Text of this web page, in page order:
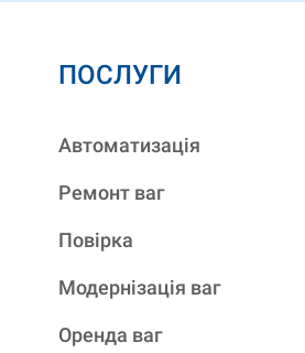
ПОСЛУГИ
Автоматизація
Ремонт ваг
Повірка
Модернізація ваг
Оренда ваг